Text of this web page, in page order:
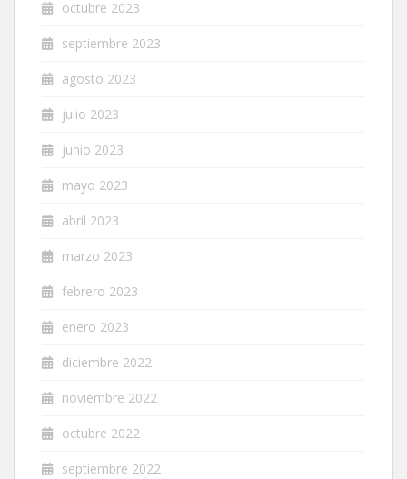
octubre 2023
septiembre 2023
agosto 2023
julio 2023
junio 2023
mayo 2023
abril 2023
marzo 2023
febrero 2023
enero 2023
diciembre 2022
noviembre 2022
octubre 2022
septiembre 2022